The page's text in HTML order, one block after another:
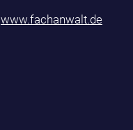
www.fachanwalt.de